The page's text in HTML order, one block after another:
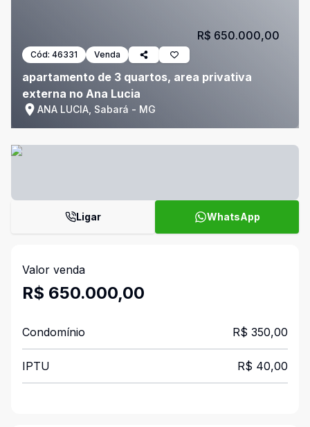
Cód: 46331 Venda
apartamento de 3 quartos, area privativa
externa no Ana Lucia
ANA LUCIA, Sabará - MG
R$ 650.000,00
Ligar WhatsApp
Valor venda
R$ 650.000,00
Condomínio R$ 350,00
IPTU R$ 40,00